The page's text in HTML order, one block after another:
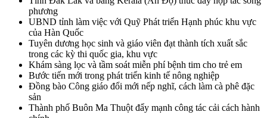
phương
UBND tỉnh làm việc với Quỹ Phát triển Hạnh phúc khu vực
của Hàn Quốc
Tuyên dương học sinh và giáo viên đạt thành tích xuất sắc
trong các kỳ thi quốc gia, khu vực
Khám sàng lọc và tầm soát miễn phí bệnh tim cho trẻ em
Bước tiến mới trong phát triển kinh tế nông nghiệp
Đồng bào Công giáo đổi mới nếp nghĩ, cách làm cà phê đặc
sản
Thành phố Buôn Ma Thuột đẩy mạnh công tác cải cách hành